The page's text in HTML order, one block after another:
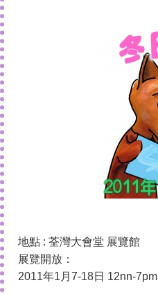
地點 : 荃灣大會堂 展覽館
展覽開放：
2011年1月7-18日 12nn-7pm